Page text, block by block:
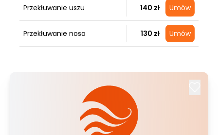
Przekłuwanie uszu 140 zł Umów
Przekłuwanie nosa 130 zł Umów